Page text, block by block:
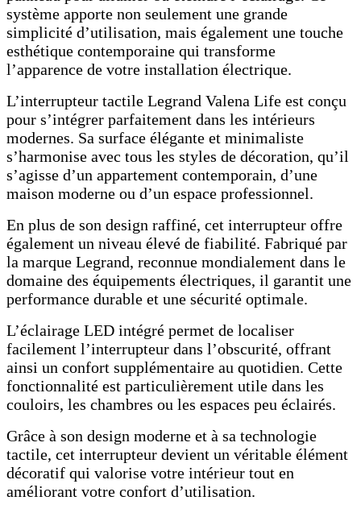
système apporte non seulement une grande
simplicité d’utilisation, mais également une touche
esthétique contemporaine qui transforme
l’apparence de votre installation électrique.
L’interrupteur tactile Legrand Valena Life est conçu
pour s’intégrer parfaitement dans les intérieurs
modernes. Sa surface élégante et minimaliste
s’harmonise avec tous les styles de décoration, qu’il
s’agisse d’un appartement contemporain, d’une
maison moderne ou d’un espace professionnel.
En plus de son design raffiné, cet interrupteur offre
également un niveau élevé de fiabilité. Fabriqué par
la marque Legrand, reconnue mondialement dans le
domaine des équipements électriques, il garantit une
performance durable et une sécurité optimale.
L’éclairage LED intégré permet de localiser
facilement l’interrupteur dans l’obscurité, offrant
ainsi un confort supplémentaire au quotidien. Cette
fonctionnalité est particulièrement utile dans les
couloirs, les chambres ou les espaces peu éclairés.
Grâce à son design moderne et à sa technologie
tactile, cet interrupteur devient un véritable élément
décoratif qui valorise votre intérieur tout en
améliorant votre confort d’utilisation.